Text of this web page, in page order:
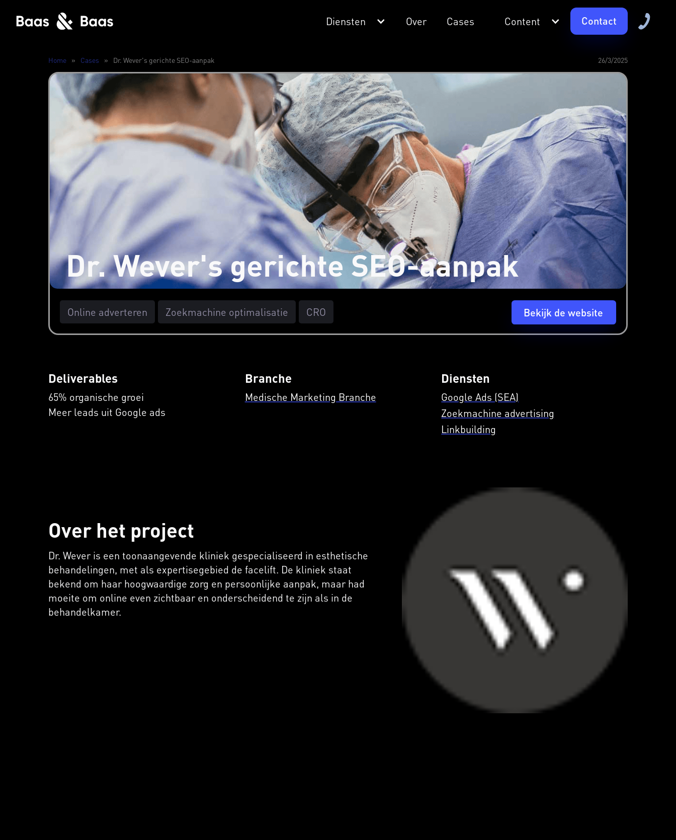
Diensten Over Cases Content Contact
Home » Cases » Dr. Wever's gerichte SEO-aanpak 26/3/2025
Dr. Wever's gerichte SEO-aanpak
Online adverteren Zoekmachine optimalisatie CRO Bekijk de website
Deliverables
65% organische groei
Meer leads uit Google ads
Branche
Medische Marketing Branche
Diensten
Google Ads (SEA)
Zoekmachine advertising
Linkbuilding
Over het project
Dr. Wever is een toonaangevende kliniek gespecialiseerd in esthetische
behandelingen, met als expertisegebied de facelift. De kliniek staat
bekend om haar hoogwaardige zorg en persoonlijke aanpak, maar had
moeite om online even zichtbaar en onderscheidend te zijn als in de
behandelkamer.